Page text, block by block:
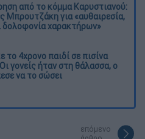
από το κόμμα Καρυστιανού:
Μπρουτζάκη για «αυθαιρεσία,
δολοφονία χαρακτήρων»
το 4χρονο παιδί σε πισίνα
γονείς ήταν στη θάλασσα, ο
να το σώσει
επόμενο